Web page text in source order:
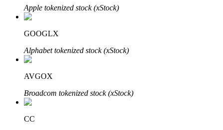
合夥人計劃
Apple tokenized stock (xStock)
GOOGLX
Alphabet tokenized stock (xStock)
AVGOX
Broadcom tokenized stock (xStock)
CC